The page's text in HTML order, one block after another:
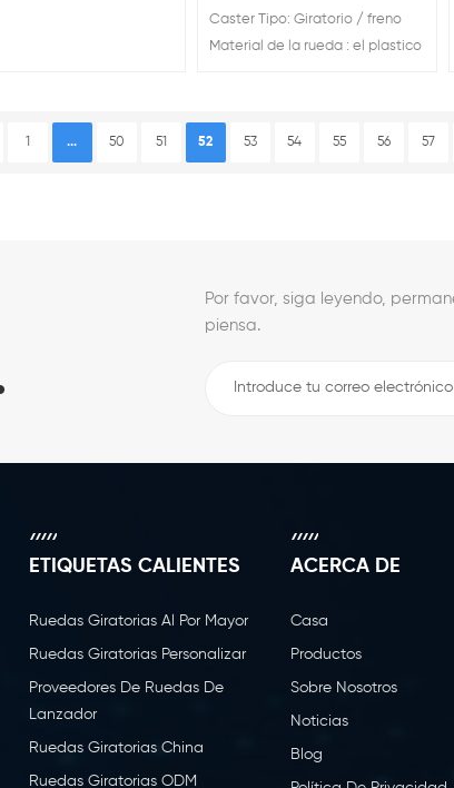
Caster Tipo: Giratorio / freno
Material de la rueda : el plastico
1 ... 50 51 52 53 54 55 56 57
Por favor, siga leyendo,
piensa.
ETIQUETAS CALIENTES
Ruedas Giratorias Al Por Mayor
Ruedas Giratorias Personalizar
Proveedores De Ruedas De
Lanzador
Ruedas Giratorias China
Ruedas Giratorias ODM
ACERCA DE
Casa
Productos
Sobre Nosotros
Noticias
Blog